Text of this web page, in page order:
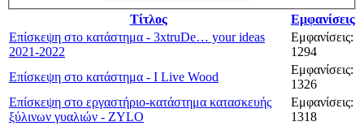
Τίτλος
Εμφανίσεις
Επίσκεψη στο κατάστημα - 3xtruDe… your ideas
2021-2022
Εμφανίσεις:
1294
Επίσκεψη στο κατάστημα - I Live Wood
Εμφανίσεις:
1326
Επίσκεψη στο εργαστήριο-κατάστημα κατασκευής
ξύλινων γυαλιών - ZYLO
Εμφανίσεις:
1318